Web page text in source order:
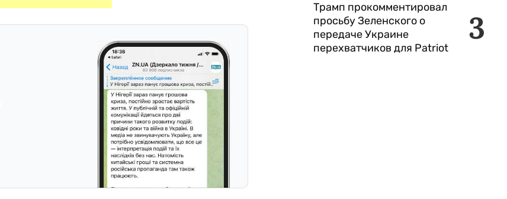
3
Трамп прокомментировал
просьбу Зеленского о
передаче Украине
перехватчиков для Patriot